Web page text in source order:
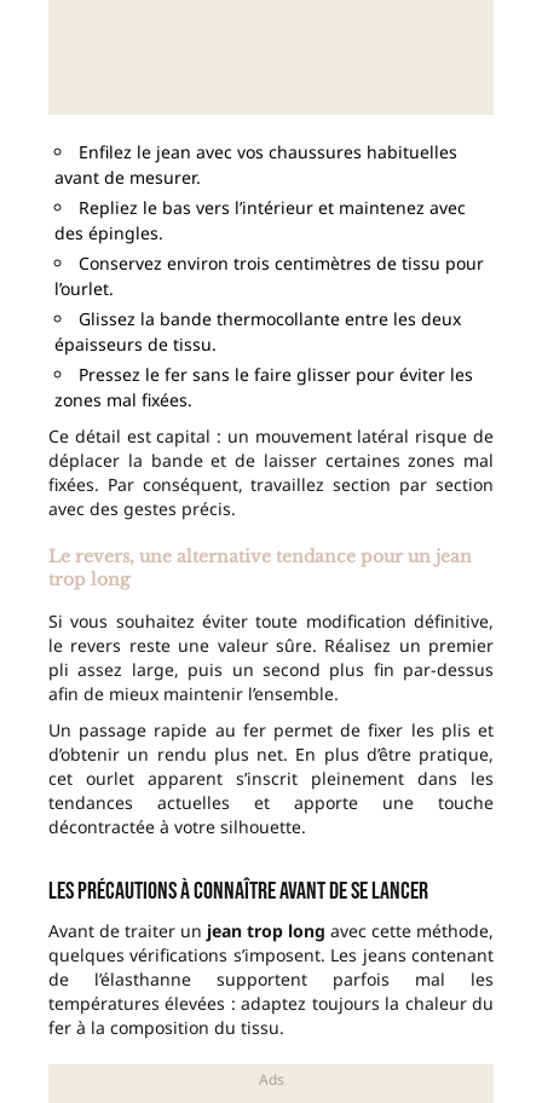
Enfilez le jean avec vos chaussures habituelles
avant de mesurer.
Repliez le bas vers l’intérieur et maintenez avec
des épingles.
Conservez environ trois centimètres de tissu pour
l’ourlet.
Glissez la bande thermocollante entre les deux
épaisseurs de tissu.
Pressez le fer sans le faire glisser pour éviter les
zones mal fixées.
Ce détail est capital : un mouvement latéral risque de
déplacer la bande et de laisser certaines zones mal
fixées. Par conséquent, travaillez section par section
avec des gestes précis.
Le revers, une alternative tendance pour un jean
trop long
Si vous souhaitez éviter toute modification définitive,
le revers reste une valeur sûre. Réalisez un premier
pli assez large, puis un second plus fin par-dessus
afin de mieux maintenir l’ensemble.
Un passage rapide au fer permet de fixer les plis et
d’obtenir un rendu plus net. En plus d’être pratique,
cet ourlet apparent s’inscrit pleinement dans les
tendances actuelles et apporte une touche
décontractée à votre silhouette.
Les précautions à connaître avant de se lancer
Avant de traiter un jean trop long avec cette méthode,
quelques vérifications s’imposent. Les jeans contenant
de l’élasthanne supportent parfois mal les
températures élevées : adaptez toujours la chaleur du
fer à la composition du tissu.